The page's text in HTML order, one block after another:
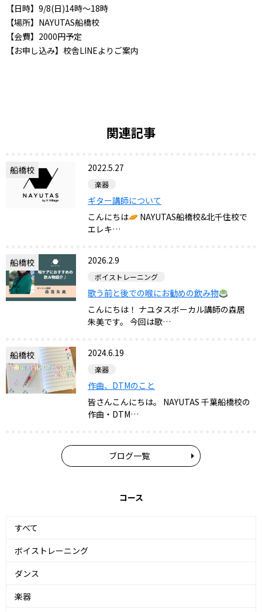
【日時】9/8(日)14時～18時
【場所】NAYUTAS船橋校
【会費】2000円予定
【お申し込み】校舎LINEよりご案内
関連記事
船橋校 2022.5.27
楽器
ギター講師について
こんにちは
NAYUTAS船橋校&北千住校で
エレキ…
船橋校 2026.2.9
ボイストレーニング
歌う前と後での喉にお勧めの飲み物
こんにちは！ ナユタスボーカル講師の森居
朱美です。 今回は歌…
船橋校 2024.6.19
楽器
作曲、DTMのこと
皆さんこんにちは。 NAYUTAS 千葉船橋校の
作曲・DTM…
ブログ一覧
コース
すべて
ボイストレーニング
ダンス
楽器